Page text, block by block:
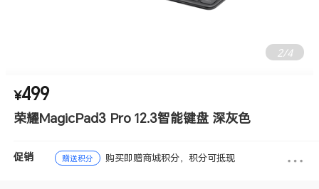
2/4
¥499
荣耀MagicPad3 Pro 12.3智能键盘 深灰色
促销 赠送积分 购买即赠商城积分，积分可抵现